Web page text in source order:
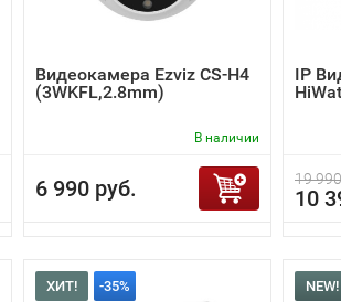
Видеокамера Ezviz CS-H4
(3WKFL,2.8mm)
В наличии
6 990 руб.
IP
19
10
ХИТ! -35% NEW!